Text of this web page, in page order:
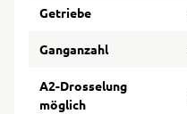
Getriebe
Ganganzahl
A2-Drosselung
möglich